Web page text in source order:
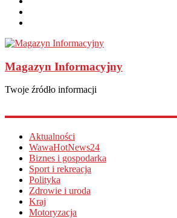
Magazyn Informacyjny
Twoje źródło informacji
Aktualności
WawaHotNews24
Biznes i gospodarka
Sport i rekreacja
Polityka
Zdrowie i uroda
Kraj
Motoryzacja